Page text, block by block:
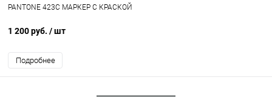
PANTONE 423C МАРКЕР С КРАСКОЙ
1 200 руб. / шт
Подробнее